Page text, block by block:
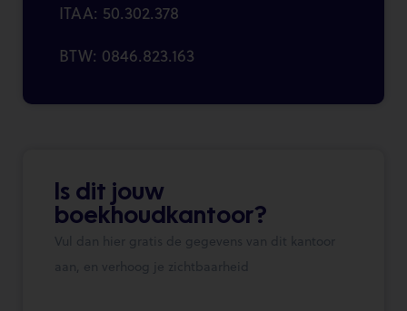
ITAA: 50.302.378
BTW: 0846.823.163
Is dit jouw
boekhoudkantoor?
Vul dan hier gratis de gegevens van dit kantoor
aan, en verhoog je zichtbaarheid